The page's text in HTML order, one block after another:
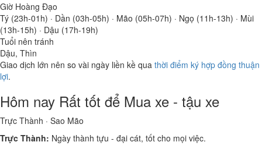
Giờ Hoàng Đạo
Tý (23h-01h) · Dần (03h-05h) · Mão (05h-07h) · Ngọ (11h-13h) · Mùi
(13h-15h) · Dậu (17h-19h)
Tuổi nên tránh
Dậu, Thìn
Giao dịch lớn nên so vài ngày liền kề qua thời điểm ký hợp đồng thuận
lợi.
Hôm nay Rất tốt để Mua xe - tậu xe
Trực Thành · Sao Mão
Trực Thành: Ngày thành tựu - đại cát, tốt cho mọi việc.